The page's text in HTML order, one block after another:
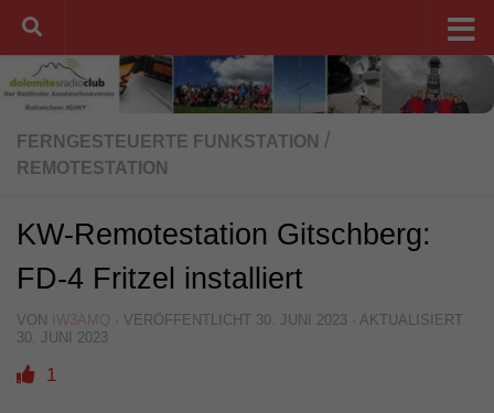
Unter dem Inhalt
FERNGESTEUERTE FUNKSTATION /
REMOTESTATION
KW-Remotestation Gitschberg:
FD-4 Fritzel installiert
VON IW3AMQ · VERÖFFENTLICHT 30. JUNI 2023 · AKTUALISIERT
30. JUNI 2023
1